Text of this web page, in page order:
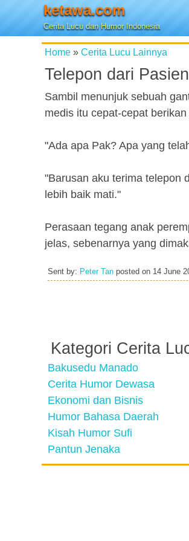
ketawa.com
Cerita Lucu dan Humor Indonesia
Home » Cerita Lucu Lainnya
Telepon dari Pasien
Sambil menunjuk sebuah
medis itu cepat-cepat
"Ada apa Pak? Apa yang
"Barusan aku terima telepon
lebih baik mati."
Perasaan tegang anak
jelas, sebenarnya yang
Sent by: Peter Tan posted on 14 June
Kategori Cerita
Bakusedu Manado
Cerita Humor Dewasa
Ekonomi dan Bisnis
Humor Bahasa Daerah
Kisah Humor Sufi
Pantun Jenaka